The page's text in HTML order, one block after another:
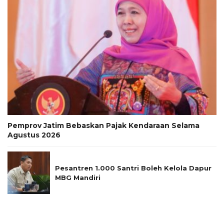
Pemprov Jatim Bebaskan Pajak Kendaraan Selama
Agustus 2026
Pesantren 1.000 Santri Boleh Kelola Dapur
MBG Mandiri